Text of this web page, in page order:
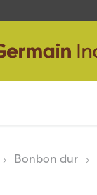
Bonbon dur